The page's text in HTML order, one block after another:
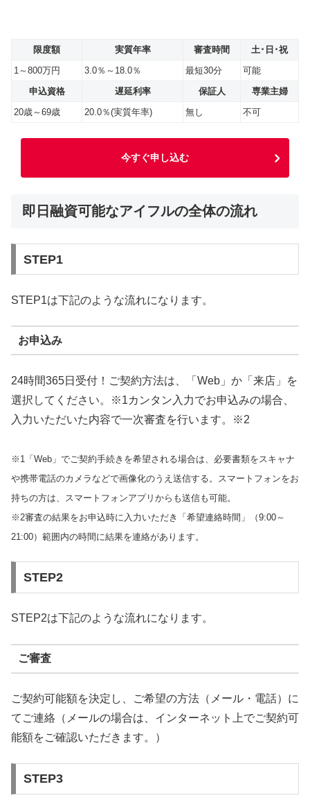
限度額 実質年率 審査時間
土･日･祝
1～800万円
3.0％～18.0％ 最短30分
可能
申込資格
遅延利率 保証人
専業主婦
20歳～69歳
20.0％(実質年率) 無し 不可
今すぐ申し込む
即日融資可能なアイフルの全体の流れ
STEP1
STEP1は下記のような流れになります。
お申込み
24時間365日受付！ご契約方法は、「Web」か「来店」を
選択してください。※1カンタン入力でお申込みの場合、
入力いただいた内容で一次審査を行います。※2
※1「Web」でご契約手続きを希望される場合は、必要書類をスキャナ
や携帯電話のカメラなどで画像化のうえ送信する。スマートフォンをお
持ちの方は、スマートフォンアプリからも送信も可能。
※2審査の結果をお申込時に入力いただき「希望連絡時間」（9:00～
21:00）範囲内の時間に結果を連絡があります。
STEP2
STEP2は下記のような流れになります。
ご審査
ご契約可能額を決定し、ご希望の方法（メール・電話）に
てご連絡（メールの場合は、インターネット上でご契約可
能額をご確認いただきます。）
STEP3